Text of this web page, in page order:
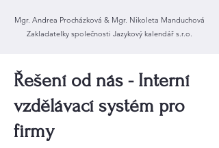
Mgr. Andrea Procházková & Mgr. Nikoleta Manduchová
Zakladatelky společnosti Jazykový kalendář s.r.o.
Řešení od nás - Interní
vzdělávací systém pro
firmy